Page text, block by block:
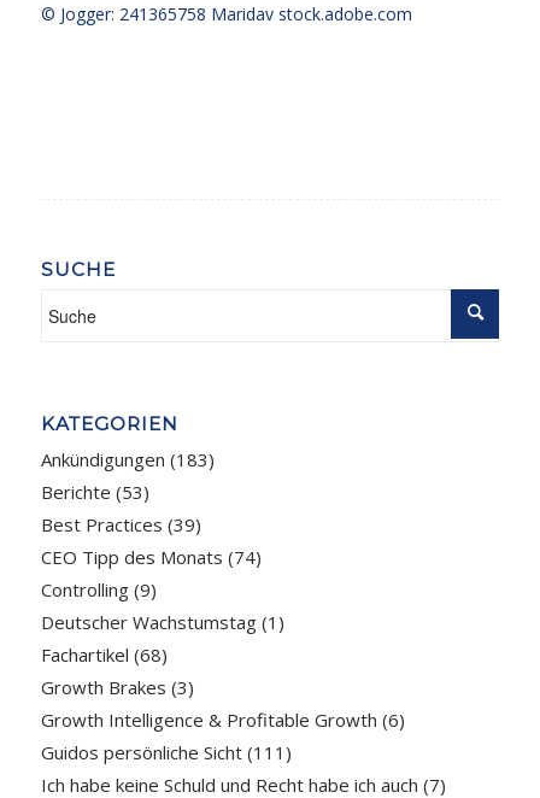
© Jogger: 241365758 Maridav stock.adobe.com
SUCHE
KATEGORIEN
Ankündigungen (183)
Berichte (53)
Best Practices (39)
CEO Tipp des Monats (74)
Controlling(9)
Deutscher Wachstumstag(1)
Fachartikel (68)
Growth Brakes (3)
Growth Intelligence & Profitable Growth (6)
Guidos persönliche Sicht(111)
Ich habe keine Schuld und Recht habe ich auch (7)